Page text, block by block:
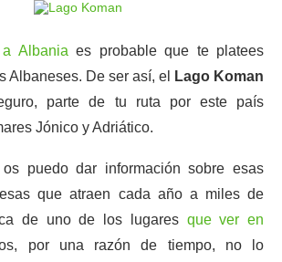
Albania es probable que te platees
Albaneses. De ser así, el
Lago Koman
parte de tu ruta por este país
Jónico y Adriático.
puedo dar información sobre esas
que atraen cada año a miles de
de uno de los lugares que ver en
por una razón de tiempo, no lo